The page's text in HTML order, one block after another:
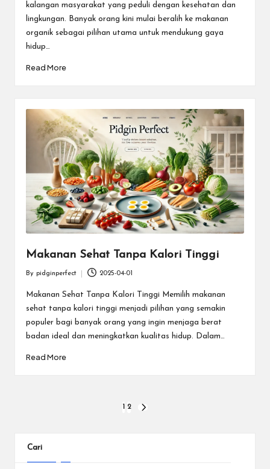
kalangan masyarakat yang peduli dengan kesehatan dan
lingkungan. Banyak orang kini mulai beralih ke makanan
organik sebagai pilihan utama untuk mendukung gaya
hidup…
Read More
Makanan Sehat Tanpa Kalori Tinggi
by
By pidginperfect 2025-04-01
Makanan Sehat Tanpa Kalori Tinggi Memilih makanan
sehat tanpa kalori tinggi menjadi pilihan yang semakin
populer bagi banyak orang yang ingin menjaga berat
badan ideal dan meningkatkan kualitas hidup. Dalam…
Read More
2
Cari